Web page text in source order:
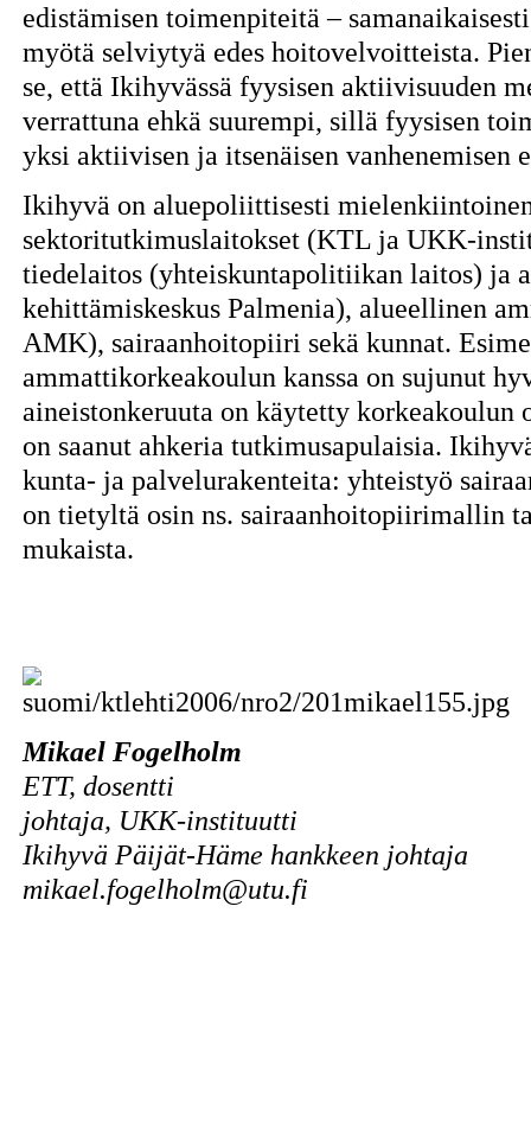
edistämisen toimenpiteitä –
myötä selviytyä edes hoitovelvoitteista.
se, että Ikihyvässä fyysisen aktiivisuuden
verrattuna ehkä suurempi, sillä fyysisen
yksi aktiivisen ja itsenäisen vanhenemisen
Ikihyvä on aluepoliittisesti
sektoritutkimuslaitokset (KTL ja UKK-
tiedelaitos (yhteiskuntapolitiikan laitos) ja
kehittämiskeskus Palmenia), alueellinen
AMK), sairaanhoitopiiri sekä kunnat.
ammattikorkeakoulun kanssa on sujunut
aineistonkeruuta on käytetty korkeakoulun
on saanut ahkeria tutkimusapulaisia.
kunta- ja palvelurakenteita: yhteistyö
on tietyltä osin ns. sairaanhoitopiirimallin
mukaista.
Mikael Fogelholm
ETT, dosentti
johtaja, UKK-instituutti
Ikihyvä Päijät-Häme hankkeen johtaja
mikael.fogelholm@utu.fi